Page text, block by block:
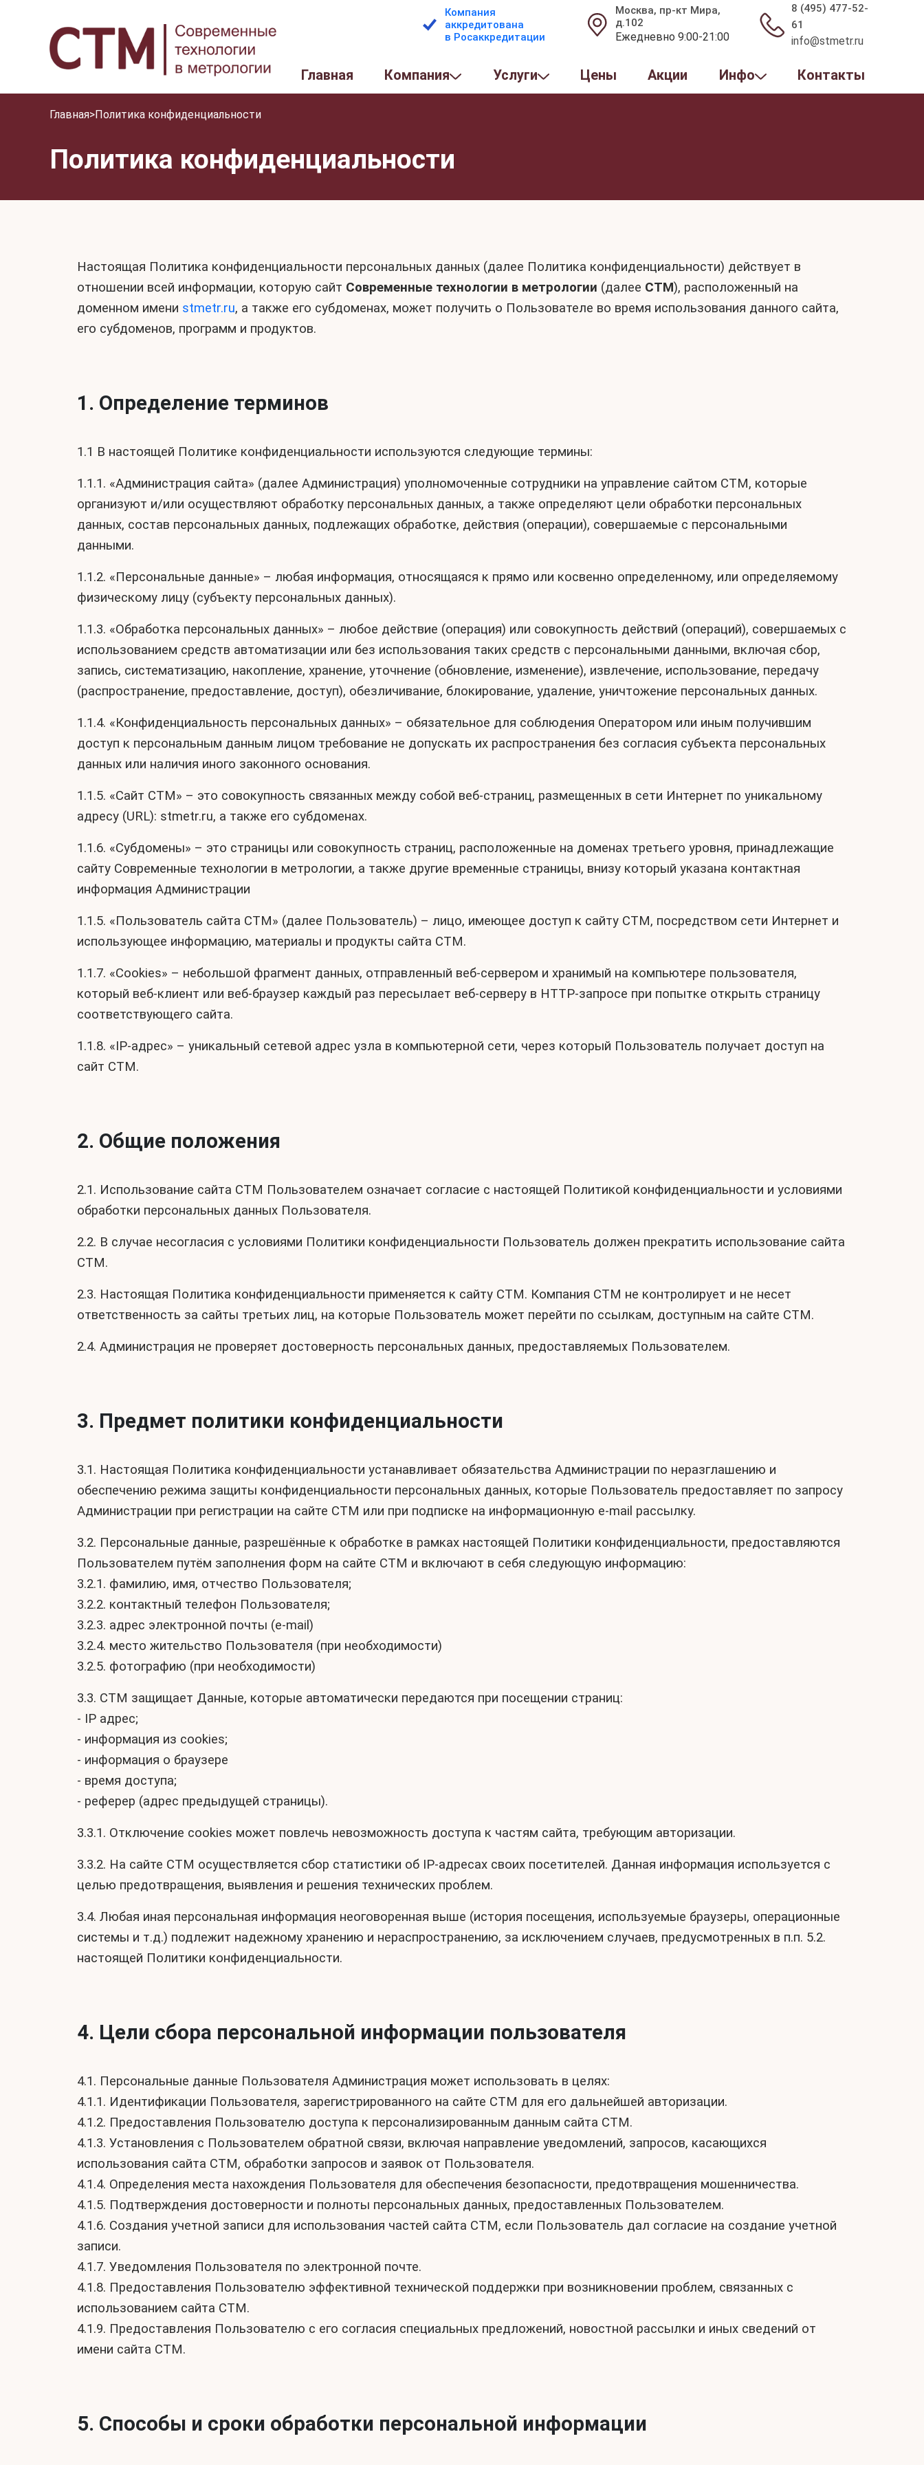
Компания
аккредитована
в Росаккредитации
Москва, пр-кт Мира,
д.102
Ежедневно 9:00-21:00
8 (495) 477-52-
61
info@stmetr.ru
Главная Компания Услуги Цены Акции Инфо Контакты
Главная>Политика конфиденциальности
Политика конфиденциальности
Настоящая Политика конфиденциальности персональных данных (далее Политика конфиденциальности) действует в
отношении всей информации, которую сайт Современные технологии в метрологии (далее СТМ), расположенный на
доменном имени stmetr.ru, а также его субдоменах, может получить о Пользователе во время использования данного сайта,
его субдоменов, программ и продуктов.
1. Определение терминов
1.1 В настоящей Политике конфиденциальности используются следующие термины:
1.1.1. «Администрация сайта» (далее Администрация) уполномоченные сотрудники на управление сайтом СТМ, которые
организуют и/или осуществляют обработку персональных данных, а также определяют цели обработки персональных
данных, состав персональных данных, подлежащих обработке, действия (операции), совершаемые с персональными
данными.
1.1.2. «Персональные данные» – любая информация, относящаяся к прямо или косвенно определенному, или определяемому
физическому лицу (субъекту персональных данных).
1.1.3. «Обработка персональных данных» – любое действие (операция) или совокупность действий (операций), совершаемых с
использованием средств автоматизации или без использования таких средств с персональными данными, включая сбор,
запись, систематизацию, накопление, хранение, уточнение (обновление, изменение), извлечение, использование, передачу
(распространение, предоставление, доступ), обезличивание, блокирование, удаление, уничтожение персональных данных.
1.1.4. «Конфиденциальность персональных данных» – обязательное для соблюдения Оператором или иным получившим
доступ к персональным данным лицом требование не допускать их распространения без согласия субъекта персональных
данных или наличия иного законного основания.
1.1.5. «Сайт СТМ» – это совокупность связанных между собой веб-страниц, размещенных в сети Интернет по уникальному
адресу (URL): stmetr.ru, а также его субдоменах.
1.1.6. «Субдомены» – это страницы или совокупность страниц, расположенные на доменах третьего уровня, принадлежащие
сайту Современные технологии в метрологии, а также другие временные страницы, внизу который указана контактная
информация Администрации
1.1.5. «Пользователь сайта СТМ» (далее Пользователь) – лицо, имеющее доступ к сайту СТМ, посредством сети Интернет и
использующее информацию, материалы и продукты сайта СТМ.
1.1.7. «Cookies» – небольшой фрагмент данных, отправленный веб-сервером и хранимый на компьютере пользователя,
который веб-клиент или веб-браузер каждый раз пересылает веб-серверу в HTTP-запросе при попытке открыть страницу
соответствующего сайта.
1.1.8. «IP-адрес» – уникальный сетевой адрес узла в компьютерной сети, через который Пользователь получает доступ на
сайт СТМ.
2. Общие положения
2.1. Использование сайта СТМ Пользователем означает согласие с настоящей Политикой конфиденциальности и условиями
обработки персональных данных Пользователя.
2.2. В случае несогласия с условиями Политики конфиденциальности Пользователь должен прекратить использование сайта
СТМ.
2.3. Настоящая Политика конфиденциальности применяется к сайту СТМ. Компания СТМ не контролирует и не несет
ответственность за сайты третьих лиц, на которые Пользователь может перейти по ссылкам, доступным на сайте СТМ.
2.4. Администрация не проверяет достоверность персональных данных, предоставляемых Пользователем.
3. Предмет политики конфиденциальности
3.1. Настоящая Политика конфиденциальности устанавливает обязательства Администрации по неразглашению и
обеспечению режима защиты конфиденциальности персональных данных, которые Пользователь предоставляет по запросу
Администрации при регистрации на сайте СТМ или при подписке на информационную e-mail рассылку.
3.2. Персональные данные, разрешённые к обработке в рамках настоящей Политики конфиденциальности, предоставляются
Пользователем путём заполнения форм на сайте СТМ и включают в себя следующую информацию:
3.2.1. фамилию, имя, отчество Пользователя;
3.2.2. контактный телефон Пользователя;
3.2.3. адрес электронной почты (e-mail)
3.2.4. место жительство Пользователя (при необходимости)
3.2.5. фотографию (при необходимости)
3.3. СТМ защищает Данные, которые автоматически передаются при посещении страниц:
- IP адрес;
- информация из cookies;
- информация о браузере
- время доступа;
- реферер (адрес предыдущей страницы).
3.3.1. Отключение cookies может повлечь невозможность доступа к частям сайта, требующим авторизации.
3.3.2. На сайте СТМ осуществляется сбор статистики об IP-адресах своих посетителей. Данная информация используется с
целью предотвращения, выявления и решения технических проблем.
3.4. Любая иная персональная информация неоговоренная выше (история посещения, используемые браузеры, операционные
системы и т.д.) подлежит надежному хранению и нераспространению, за исключением случаев, предусмотренных в п.п. 5.2.
настоящей Политики конфиденциальности.
4. Цели сбора персональной информации пользователя
4.1. Персональные данные Пользователя Администрация может использовать в целях:
4.1.1. Идентификации Пользователя, зарегистрированного на сайте СТМ для его дальнейшей авторизации.
4.1.2. Предоставления Пользователю доступа к персонализированным данным сайта СТМ.
4.1.3. Установления с Пользователем обратной связи, включая направление уведомлений, запросов, касающихся
использования сайта СТМ, обработки запросов и заявок от Пользователя.
4.1.4. Определения места нахождения Пользователя для обеспечения безопасности, предотвращения мошенничества.
4.1.5. Подтверждения достоверности и полноты персональных данных, предоставленных Пользователем.
4.1.6. Создания учетной записи для использования частей сайта СТМ, если Пользователь дал согласие на создание учетной
записи.
4.1.7. Уведомления Пользователя по электронной почте.
4.1.8. Предоставления Пользователю эффективной технической поддержки при возникновении проблем, связанных с
использованием сайта СТМ.
4.1.9. Предоставления Пользователю с его согласия специальных предложений, новостной рассылки и иных сведений от
имени сайта СТМ.
5. Способы и сроки обработки персональной информации